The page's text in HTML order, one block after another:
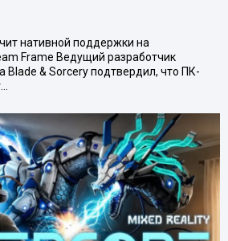
нативной поддержки на
Frame Ведущий разработчик
Blade & Sorcery подтвердил, что ПК-